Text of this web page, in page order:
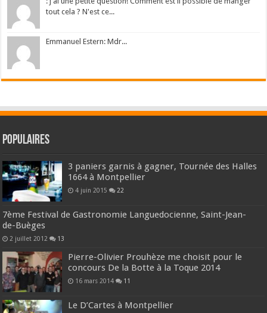
tout cela ? N'est ce...
Emmanuel Estern: Mdr...
Populaires
3 paniers garnis à gagner, Tournée des Halles
1664 à Montpellier
4 juin 2015 22
7ème Festival de Gastronomie Languedocienne, Saint-Jean-
de-Buèges
2 juillet 2012 13
Pierre-Olivier Prouhèze me choisit pour le
concours De la Botte à la Toque 2014
16 mars 2014 11
Le D’Cartes à Montpellier